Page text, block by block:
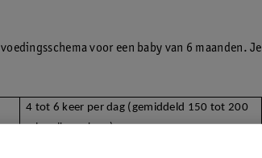
voor een baby van 6 maanden. Je
4 tot 6 keer per dag (gemiddeld 150 tot 200
ml melk per keer)